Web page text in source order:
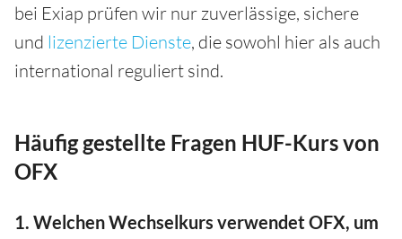
bei Exiap prüfen wir nur zuverlässige, sichere
und lizenzierte Dienste, die sowohl hier als auch
international reguliert sind.
Häufig gestellte Fragen HUF-Kurs von
OFX
1. Welchen Wechselkurs verwendet OFX, um